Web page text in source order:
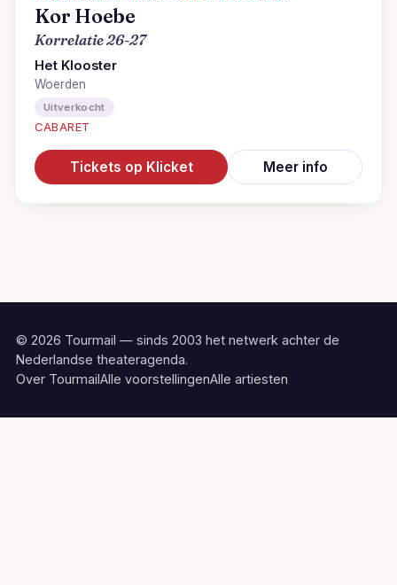
Kor Hoebe
Korrelatie 26-27
Het Klooster
Woerden
Uitverkocht
CABARET
Tickets op Klicket Meer info
© 2026 Tourmail — sinds 2003 het netwerk achter de
Nederlandse theateragenda.
Over TourmailAlle voorstellingenAlle artiesten